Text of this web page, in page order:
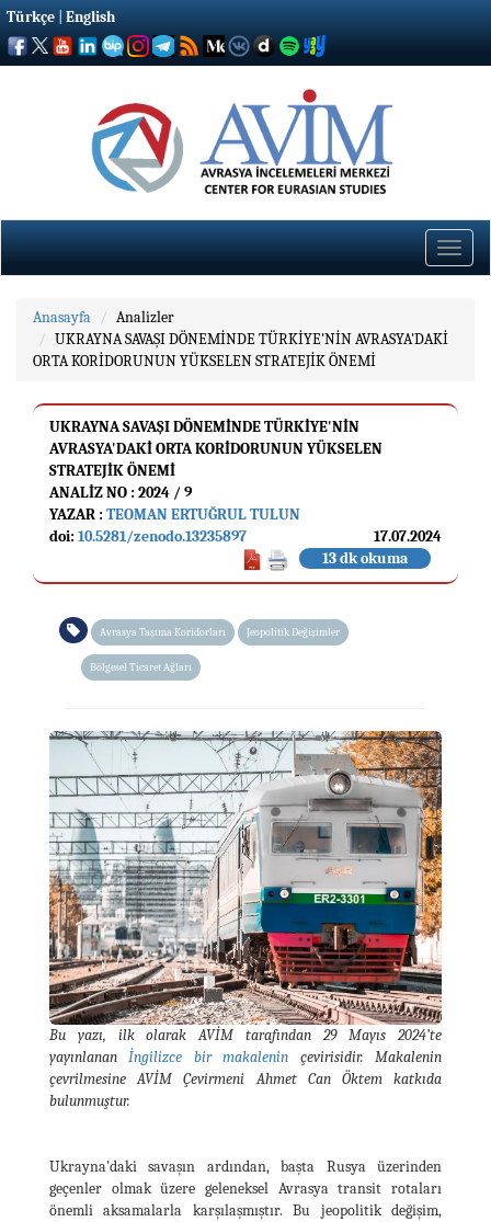
Türkçe English
Toggle
Anasayfa
Analizler
UKRAYNA SAVAŞI DÖNEMİNDE TÜRKİYE'NİN AVRASYA'DAKİ
ORTA KORİDORUNUN YÜKSELEN STRATEJİK ÖNEMİ
UKRAYNA SAVAŞI DÖNEMİNDE TÜRKİYE'NİN
AVRASYA'DAKİ ORTA KORİDORUNUN YÜKSELEN
STRATEJİK ÖNEMİ
ANALIZ NO : 2024 / 9
YAZAR : TEOMAN ERTUĞRUL TULUN
doi: 10.5281/zenodo.13235897
17.07.2024
13 dk okuma
Avrasya Taşıma Koridorları Jeopolitik Değişimler
Bölgesel Ticaret Ağları
Bu yazı, ilk olarak AVİM tarafından 29 Mayıs 2024’te
yayınlananİngilizce bir makalenin çevirisidir. Makalenin
çevrilmesine AVİM Çevirmeni Ahmet Can Öktem katkıda
bulunmuştur.
Ukrayna'daki savaşın ardından, başta Rusya üzerinden
geçenler olmak üzere geleneksel Avrasya transit rotaları
önemli aksamalarla karşılaşmıştır. Bu jeopolitik değişim,